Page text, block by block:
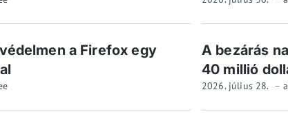
a Firefox egy
A bezárás
40 millió
2026. július 28.